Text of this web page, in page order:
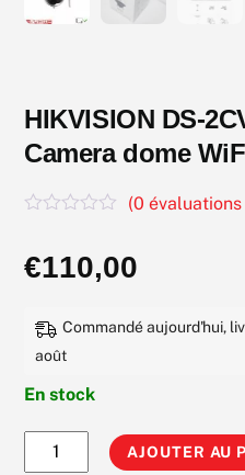
HIKVISION DS-
Camera dome
t
e
(0
€110,00
Commandé aujourd'hui,
août
En stock
quantité
AJOUTER AU